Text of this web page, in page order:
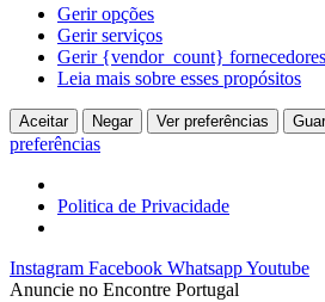
Gerir opções
Gerir serviços
Gerir {vendor_count} fornecedores
Leia mais sobre esses propósitos
Aceitar Negar Ver preferências
preferências
Politica de Privacidade
Pular
para
Instagram Facebook WhatsappYoutube
Anuncie no Encontre Portugal